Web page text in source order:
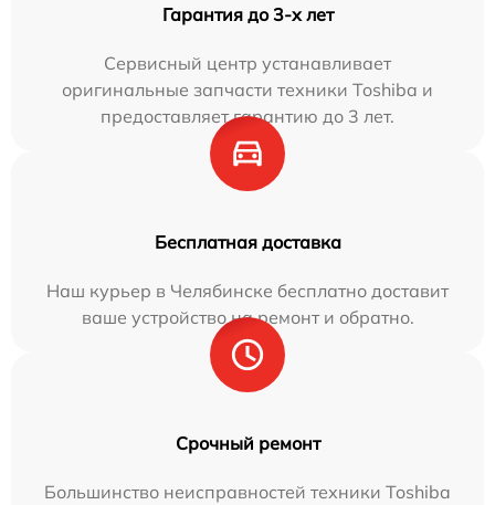
Гарантия до 3-х лет
Сервисный центр устанавливает
оригинальные запчасти техники Toshiba и
предоставляет гарантию до 3 лет.
Бесплатная доставка
Наш курьер в Челябинске бесплатно доставит
ваше устройство на ремонт и обратно.
Срочный ремонт
Большинство неисправностей техники Toshiba